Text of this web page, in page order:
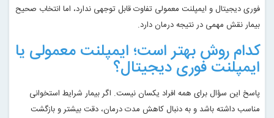
فوری دیجیتال و ایمپلنت معمولی تفاوت قابل توجهی ندارد، اما انتخاب صحیح
بیمار نقش مهمی در نتیجه درمان دارد.
کدام روش بهتر است؛ ایمپلنت معمولی یا
ایمپلنت فوری دیجیتال؟
پاسخ این سؤال برای همه افراد یکسان نیست. اگر بیمار شرایط استخوانی
مناسب داشته باشد و به دنبال کاهش مدت درمان، دقت بیشتر و بازگشت